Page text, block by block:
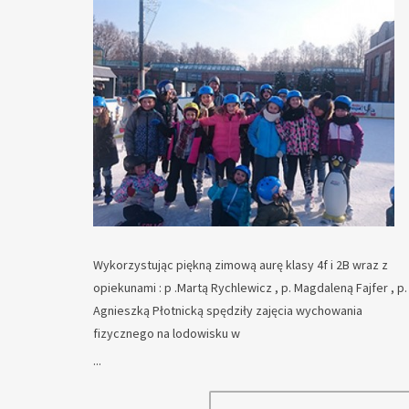
Wykorzystując piękną zimową aurę klasy 4f i 2B wraz z
opiekunami : p .Martą Rychlewicz , p. Magdaleną Fajfer , p.
Agnieszką Płotnicką spędziły zajęcia wychowania
fizycznego na lodowisku w
...